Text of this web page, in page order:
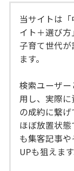
当サイトは
イト＋選び方
子育て世代
ます。
検索ユーザ
用し、実際
の成約に繋げ
ほぼ放置状
も集客記事
UPも狙えます